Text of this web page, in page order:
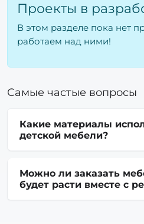
Проекты в
В этом разделе пока нет
работаем над ними!
Самые частые вопросы
Какие материалы
детской мебели?
Можно ли заказать
будет расти вместе с